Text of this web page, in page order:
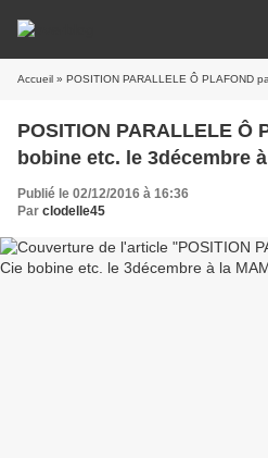
Accueil » POSITION PARALLELE Ô PLAFOND par la Cie
POSITION PARALLELE Ô
bobine etc. le 3décembre
Publié le 02/12/2016 à 16:36
Par clodelle45